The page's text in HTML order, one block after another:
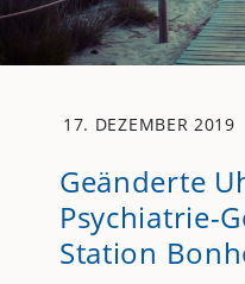
17. DEZEMBER 2019
Geänderte
Psychiatrie-
Station